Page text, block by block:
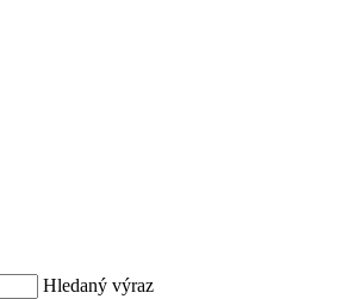
Hledaný výraz